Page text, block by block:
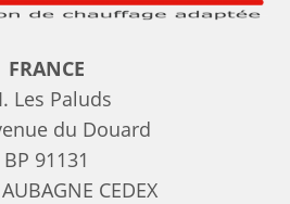
FRANCE
Les Paluds
du Douard
BP 91131
CEDEX